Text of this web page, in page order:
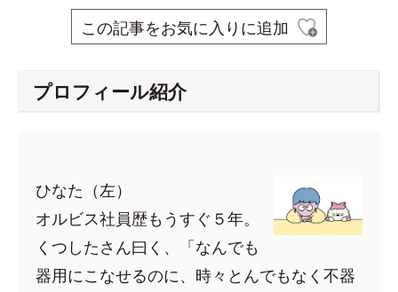
この記事をお気に入りに追加
プロフィール紹介
ひなた（左）
オルビス社員歴もうすぐ５年。
くつしたさん曰く、「なんでも
器用にこなせるのに、時々とんでもなく不器